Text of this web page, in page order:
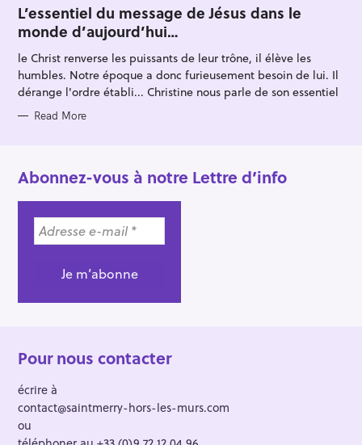
T
E
G
O
R
I
E
S
L’essentiel du message de Jésus dans le
monde d’aujourd’hui…
le Christ renverse les puissants de leur trône, il élève les
humbles. Notre époque a donc furieusement besoin de lui. Il
dérange l'ordre établi... Christine nous parle de son essentiel
Read More
Abonnez-vous à notre Lettre d’info
Pour nous contacter
écrire à
contact@saintmerry-hors-les-murs.com
ou